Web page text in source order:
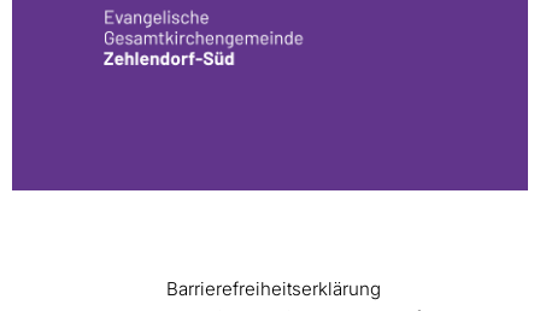
Barrierefreiheitserklärung